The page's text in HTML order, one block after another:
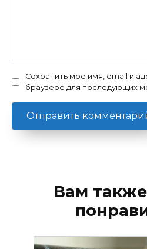
Сохранить моё имя, email и
браузере для последующих
Вам